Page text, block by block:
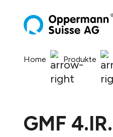
Home Produkte
GMF